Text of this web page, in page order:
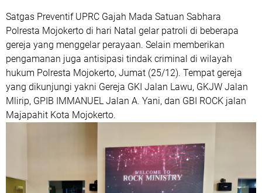
Satgas Preventif UPRC Gajah Mada Satuan Sabhara
Polresta Mojokerto di hari Natal gelar patroli di beberapa
gereja yang menggelar perayaan. Selain memberikan
pengamanan juga antisipasi tindak criminal di wilayah
hukum Polresta Mojokerto, Jumat (25/12). Tempat gereja
yang dikunjungi yakni Gereja GKI Jalan Lawu, GKJW Jalan
Mlirip, GPIB IMMANUEL Jalan A. Yani, dan GBI ROCK jalan
Majapahit Kota Mojokerto.